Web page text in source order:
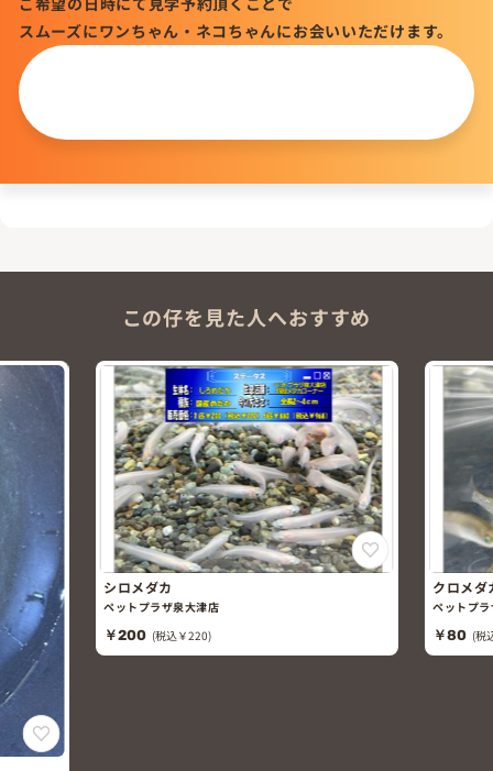
スムーズにワンちゃん・ネコちゃんにお会いいただけます。
この仔を見た人へおすすめ
シロメダカ
ペットプラザ泉大津店
￥200 (税込￥220)
クロメダ
ペットプ
￥80 (税